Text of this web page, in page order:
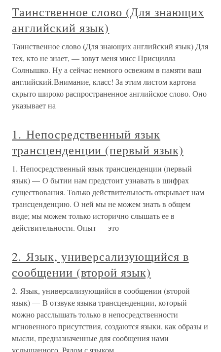
Таинственное слово (Для знающих
английский язык)
Таинственное слово (Для знающих английский язык) Для
тех, кто не знает, — зовут меня мисс Присцилла
Солнышко. Ну а сейчас немного освежим в памяти ваш
английский.Внимание, класс! За этим листом картона
скрыто широко распространенное английское слово. Оно
указывает на
1. Непосредственный язык
трансценденции (первый язык)
1. Непосредственный язык трансценденции (первый
язык) — О бытии нам предстоит узнавать в шифрах
существования. Только действительность открывает нам
трансценденцию. О ней мы не можем знать в общем
виде; мы можем только исторично слышать ее в
действительности. Опыт — это
2. Язык, универсализующийся в
сообщении (второй язык)
2. Язык, универсализующийся в сообщении (второй
язык) — В отзвуке языка трансценденции, который
можно расслышать только в непосредственности
мгновенного присутствия, создаются языки, как образы и
мысли, предназначенные для сообщения нами
услышанного. Рядом с языком